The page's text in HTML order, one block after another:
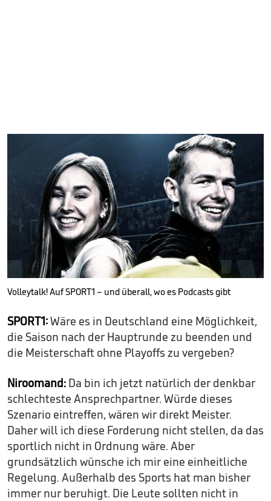
Volleytalk! Auf SPORT1 – und überall, wo es Podcasts gibt
SPORT1:Wäre es in Deutschland eine Möglichkeit,
die Saison nach der Hauptrunde zu beenden und
die Meisterschaft ohne Playoffs zu vergeben?
Niroomand: Da bin ich jetzt natürlich der denkbar
schlechteste Ansprechpartner. Würde dieses
Szenario eintreffen, wären wir direkt Meister.
Daher will ich diese Forderung nicht stellen, da das
sportlich nicht in Ordnung wäre. Aber
grundsätzlich wünsche ich mir eine einheitliche
Regelung. Außerhalb des Sports hat man bisher
immer nur beruhigt. Die Leute sollten nicht in